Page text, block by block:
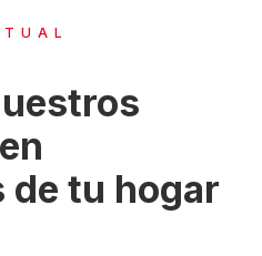
tu hogar